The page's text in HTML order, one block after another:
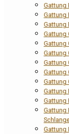
Gattung
Gattung
Gattung
Gattung
Gattung
Gattung
Gattung
Gattung
Gattung
Gattung
Gattung
Gattung
Gattung